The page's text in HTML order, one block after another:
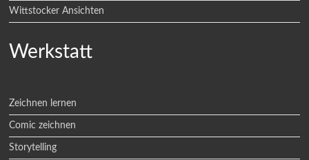
Wittstocker Ansichten
Werkstatt
Zeichnen lernen
Comic zeichnen
Storytelling